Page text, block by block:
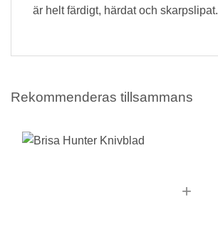
är helt färdigt, härdat och skarpslipat.
Rekommenderas tillsammans
+